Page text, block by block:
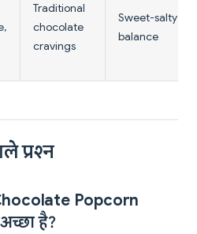
Traditional
chocolate
cravings
Sweet-salty
balance
प्रश्न
Popcorn
है?